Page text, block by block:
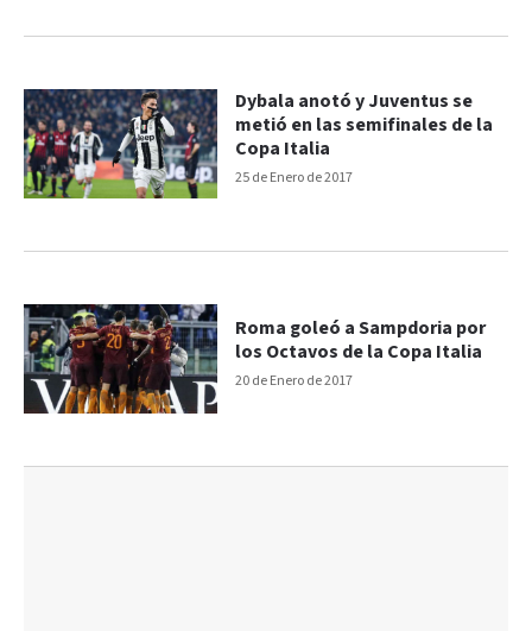
25 de Enero de 2017
Dybala anotó y Juventus se
metió en las semifinales de la
Copa Italia
20 de Enero de 2017
Roma goleó a Sampdoria por
los Octavos de la Copa Italia